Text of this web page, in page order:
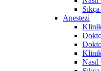
Anestezi